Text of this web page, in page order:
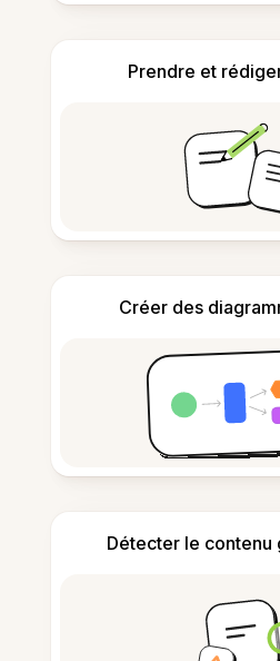
Prendre et
Créer des
Détecter le contenu